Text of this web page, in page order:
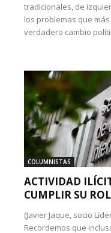
tradicionales, de
los problemas que
verdadero cambio
COLUMNISTAS
ACTIVIDAD
CUMPLIR SU ROL
(Javier Jaque, socio
Recordemos que